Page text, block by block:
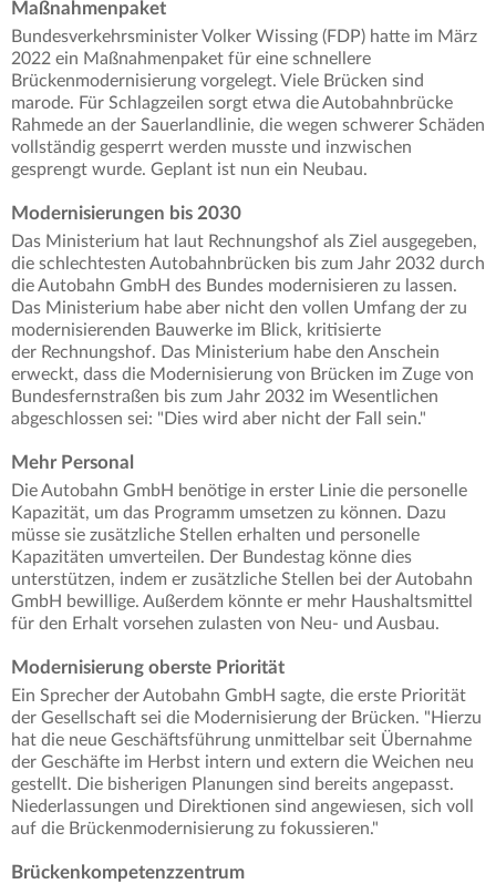
Maßnahmenpaket
Bundesverkehrsminister Volker Wissing (FDP) hatte im März
2022 ein Maßnahmenpaket für eine schnellere
Brückenmodernisierung vorgelegt. Viele Brücken sind
marode. Für Schlagzeilen sorgt etwa die Autobahnbrücke
Rahmede an der Sauerlandlinie, die wegen schwerer Schäden
vollständig gesperrt werden musste und inzwischen
gesprengt wurde. Geplant ist nun ein Neubau.
Modernisierungen bis 2030
Das Ministerium hat laut Rechnungshof als Ziel ausgegeben,
die schlechtesten Autobahnbrücken bis zum Jahr 2032 durch
die Autobahn GmbH des Bundes modernisieren zu lassen.
Das Ministerium habe aber nicht den vollen Umfang der zu
modernisierenden Bauwerke im Blick, kritisierte
der Rechnungshof. Das Ministerium habe den Anschein
erweckt, dass die Modernisierung von Brücken im Zuge von
Bundesfernstraßen bis zum Jahr 2032 im Wesentlichen
abgeschlossen sei: "Dies wird aber nicht der Fall sein."
Mehr Personal
Die Autobahn GmbH benötige in erster Linie die personelle
Kapazität, um das Programm umsetzen zu können. Dazu
müsse sie zusätzliche Stellen erhalten und personelle
Kapazitäten umverteilen. Der Bundestag könne dies
unterstützen, indem er zusätzliche Stellen bei der Autobahn
GmbH bewillige. Außerdem könnte er mehr Haushaltsmittel
für den Erhalt vorsehen zulasten von Neu- und Ausbau.
Modernisierung oberste Priorität
Ein Sprecher der Autobahn GmbH sagte, die erste Priorität
der Gesellschaft sei die Modernisierung der Brücken. "Hierzu
hat die neue Geschäftsführung unmittelbar seit Übernahme
der Geschäfte im Herbst intern und extern die Weichen neu
gestellt. Die bisherigen Planungen sind bereits angepasst.
Niederlassungen und Direktionen sind angewiesen, sich voll
auf die Brückenmodernisierung zu fokussieren."
Brückenkompetenzzentrum